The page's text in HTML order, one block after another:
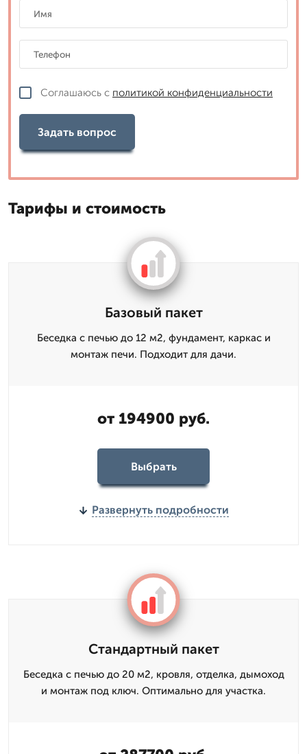
Соглашаюсь с политикой конфиденциальности
Задать вопрос
Тарифы и стоимость
Базовый пакет
Беседка с печью до 12 м2, фундамент, каркас и
монтаж печи. Подходит для дачи.
от 194900 руб.
Выбрать
Развернуть подробности
Стандартный пакет
Беседка с печью до 20 м2, кровля, отделка, дымоход
и монтаж под ключ. Оптимально для участка.